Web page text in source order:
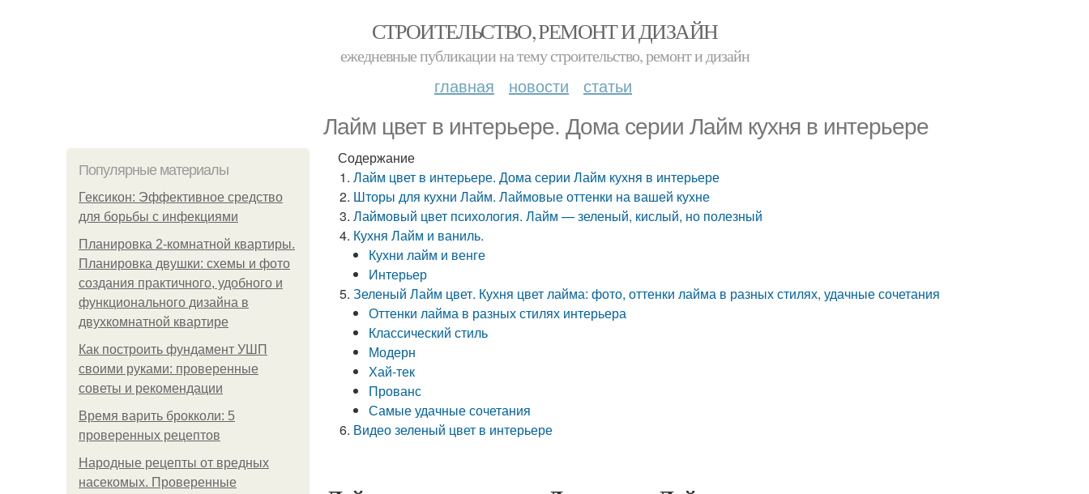
СТРОИТЕЛЬСТВО, РЕМОНТ И ДИЗАЙН
ежедневные публикации на тему строительство, ремонт и дизайн
главная новости статьи
Лайм цвет в интерьере. Дома серии Лайм кухня в интерьере
Популярные материалы
Гексикон: Эффективное средство
для борьбы с инфекциями
Планировка 2-комнатной квартиры.
Планировка двушки: схемы и фото
создания практичного, удобного и
функционального дизайна в
двухкомнатной квартире
Как построить фундамент УШП
своими руками: проверенные
советы и рекомендации
Время варить брокколи: 5
проверенных рецептов
Народные рецепты от вредных
насекомых. Проверенные
Содержание
Лайм цвет в интерьере. Дома серии Лайм кухня в интерьере
Шторы для кухни Лайм. Лаймовые оттенки на вашей кухне
Лаймовый цвет психология. Лайм — зеленый, кислый, но полезный
Кухня Лайм и ваниль.
Кухни лайм и венге
Интерьер
Зеленый Лайм цвет. Кухня цвет лайма: фото, оттенки лайма в разных стилях, удачные сочетания
Оттенки лайма в разных стилях интерьера
Классический стиль
Модерн
Хай-тек
Прованс
Самые удачные сочетания
Видео зеленый цвет в интерьере